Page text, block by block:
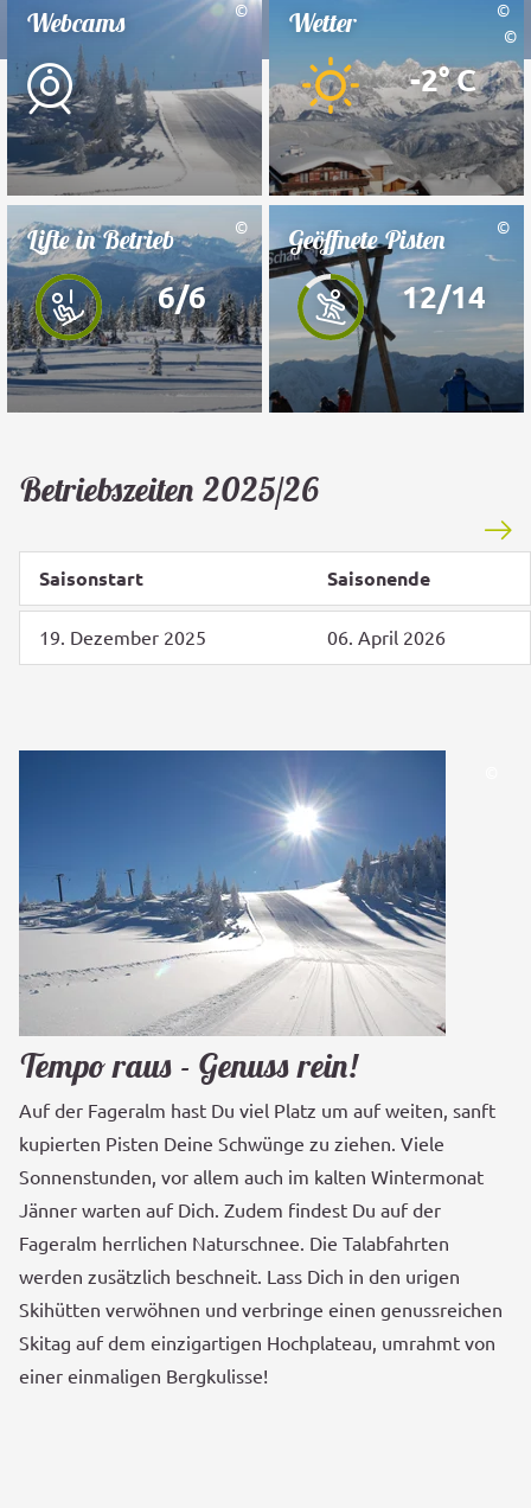
©
©
Webcams ©
Wetter
-2° C
©
Lifte in Betrieb
6/6
©
Geöffnete Pisten
12/14
Betriebszeiten 2025/26
Saisonstart Saisonende
19. Dezember 2025 06. April 2026
Tempo raus - Genuss rein!
Auf der Fageralm hast Du viel Platz um auf weiten, sanft
kupierten Pisten Deine Schwünge zu ziehen. Viele
Sonnenstunden, vor allem auch im kalten Wintermonat
Jänner warten auf Dich. Zudem findest Du auf der
Fageralm herrlichen Naturschnee. Die Talabfahrten
werden zusätzlich beschneit. Lass Dich in den urigen
Skihütten verwöhnen und verbringe einen genussreichen
Skitag auf dem einzigartigen Hochplateau, umrahmt von
einer einmaligen Bergkulisse!